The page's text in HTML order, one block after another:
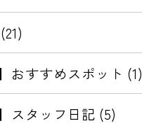
おすすめスポット (1)
スタッフ日記 (5)